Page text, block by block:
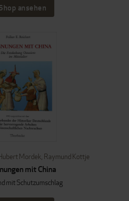
ansehen
Mordek, Raymund Kottje
mit China
mit Schutzumschlag